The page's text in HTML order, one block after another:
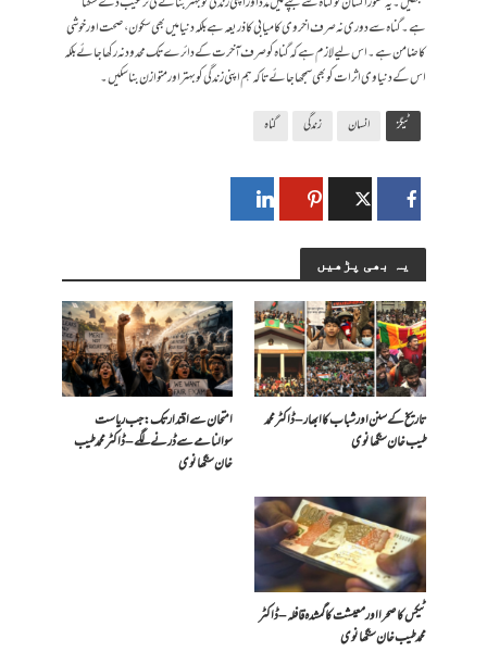
ہے۔ گناہ سے دوری نہ صرف اخروی کامیابی کا ذریعہ ہے بلکہ دنیا میں بھی سکون، صحت اور خوشی
کا ضامن ہے۔ اس لیے لازم ہے کہ گناہ کو صرف آخرت کے دائرے تک محدود نہ رکھا جائے بلکہ
اس کے دنیاوی اثرات کو بھی سمجھا جائے تاکہ ہم اپنی زندگی کو بہتر اور متوازن بنا سکیں۔
ٹیگز انسان زندگی گناہ
یہ بھی پڑھیں
تاریخ کے سنن اور شباب کا ابھار – ڈاکٹر محمد
طیب خان سنگھانوی
امتحان سے اقتدار تک: جب ریاست
سوالنامے سے ڈرنے لگے – ڈاکٹر محمد طیب
خان سنگھانوی
ٹیکس کا صحرا اور معیشت کا گمشدہ قافلہ – ڈاکٹر
محمد طیب خان سنگھانوی